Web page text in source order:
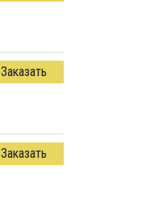
Заказать
Заказать